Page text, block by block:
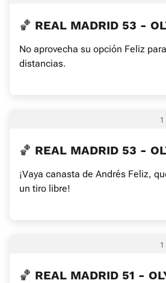
🏀 REAL MADRID 53 -
No aprovecha su opción Feliz
distancias.
1
🏀 REAL MADRID 53 -
¡Vaya canasta de Andrés Feliz,
un tiro libre!
1
🏀 REAL MADRID 51 -